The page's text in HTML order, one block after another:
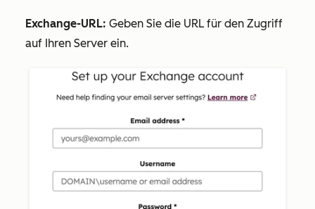
Exchange-URL: Geben Sie die URL für den Zugriff
auf Ihren Server ein.